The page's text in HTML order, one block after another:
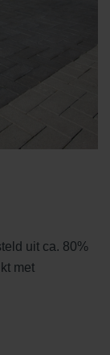
uit ca. 80%
met